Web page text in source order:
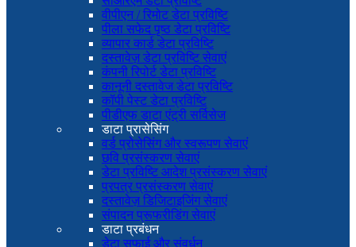
वीपीएन / रिमोट डेटा प्रविष्टि
पीला सफेद पृष्ठ डेटा प्रविष्टि
व्यापार कार्ड डेटा प्रविष्टि
दस्तावेज़ डेटा प्रविष्टि सेवाएं
कंपनी रिपोर्ट डेटा प्रविष्टि
कानूनी दस्तावेज डेटा प्रविष्टि
कॉपी पेस्ट डेटा प्रविष्टि
पीडीएफ डाटा एंट्री सर्विसेज
डाटा प्रासेसिंग
वर्ड प्रोसेसिंग और स्वरूपण सेवाएं
छवि प्रसंस्करण सेवाएं
डेटा प्रविष्टि आदेश प्रसंस्करण सेवाएं
प्रपत्र प्रसंस्करण सेवाएं
दस्तावेज़ डिजिटाइजिंग सेवाएं
संपादन प्रूफरीडिंग सेवाएं
डाटा प्रबंधन
डेटा सफाई और संवर्धन